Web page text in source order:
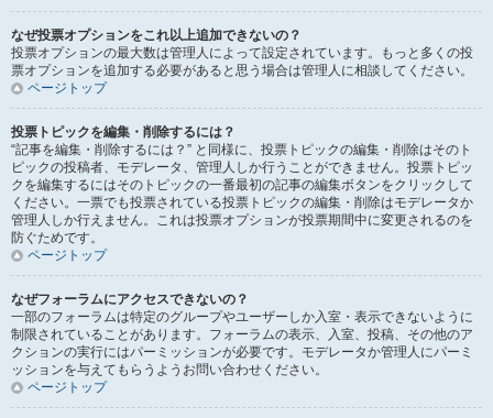
なぜ投票オプションをこれ以上追加できないの？
投票オプションの最大数は管理人によって設定されています。もっと多くの投
票オプションを追加する必要があると思う場合は管理人に相談してください。
ページトップ
投票トピックを編集・削除するには？
“記事を編集・削除するには？” と同様に、投票トピックの編集・削除はそのト
ピックの投稿者、モデレータ、管理人しか行うことができません。投票トピッ
クを編集するにはそのトピックの一番最初の記事の編集ボタンをクリックして
ください。一票でも投票されている投票トピックの編集・削除はモデレータか
管理人しか行えません。これは投票オプションが投票期間中に変更されるのを
防ぐためです。
ページトップ
なぜフォーラムにアクセスできないの？
一部のフォーラムは特定のグループやユーザーしか入室・表示できないように
制限されていることがあります。フォーラムの表示、入室、投稿、その他のア
クションの実行にはパーミッションが必要です。モデレータか管理人にパーミ
ッションを与えてもらうようお問い合わせください。
ページトップ